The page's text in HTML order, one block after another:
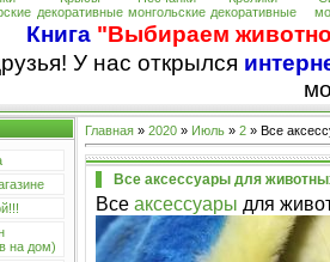
декоративные монгольские декоративные
Книга "Выбираем
У нас открылся
на дом)
Главная» 2020 » Июль » 2» Все
Все аксессуары для
Все аксессуары для